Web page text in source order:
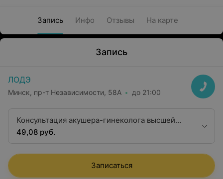
Запись Инфо Отзывы На карте
Запись
ЛОДЭ
Минск, пр-т Независимости, 58А до 21:00
Консультация акушера-гинеколога высшей
квалификационной категории
49,08 руб.
Записаться